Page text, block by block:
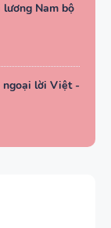
Nam bộ
ngoại lời Việt -